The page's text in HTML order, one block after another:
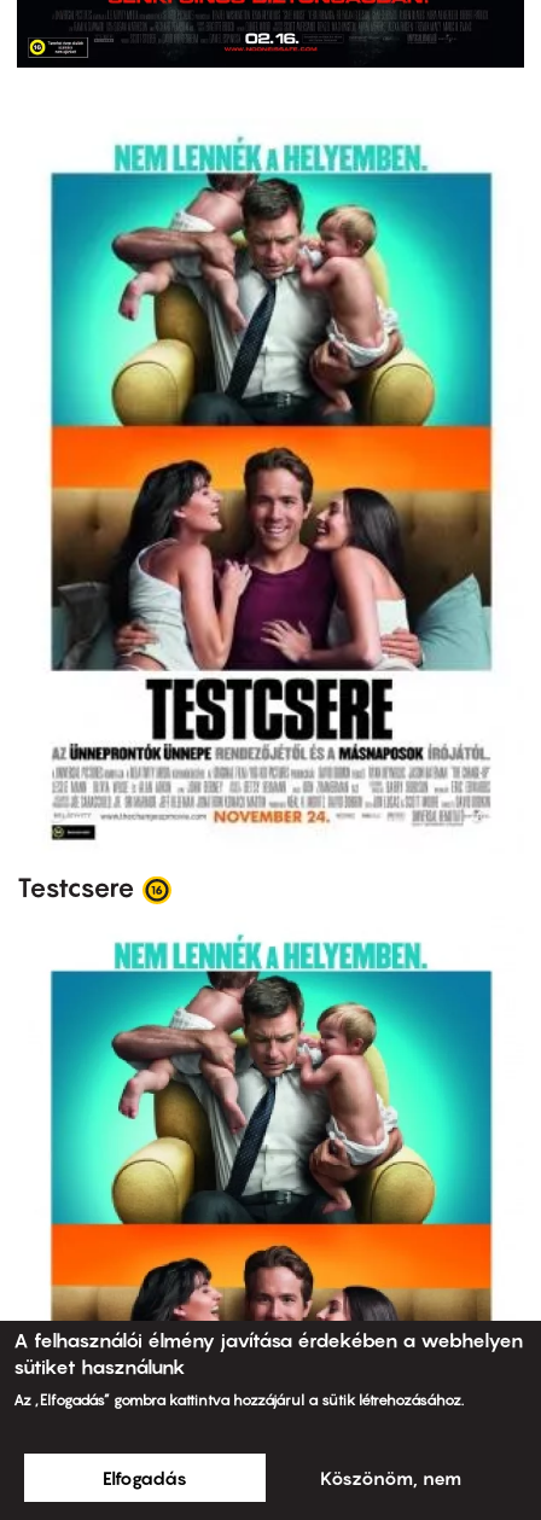
Testcsere
A felhasználói élmény javítása érdekében a webhelyen
sütiket használunk
Az „Elfogadás” gombra kattintva hozzájárul a sütik létrehozásához.
Elfogadás Köszönöm, nem